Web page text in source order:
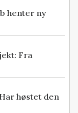
henter ny
Fra
høstet den